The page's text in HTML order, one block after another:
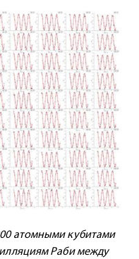
атомными кубитами
Раби между